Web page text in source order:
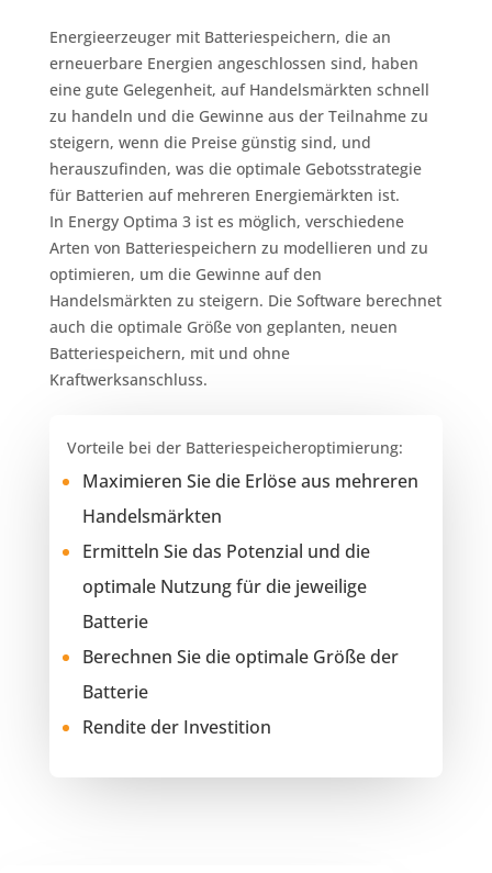
Energieerzeuger mit Batteriespeichern, die an
erneuerbare Energien angeschlossen sind, haben
eine gute Gelegenheit, auf Handelsmärkten schnell
zu handeln und die Gewinne aus der Teilnahme zu
steigern, wenn die Preise günstig sind, und
herauszufinden, was die optimale Gebotsstrategie
für Batterien auf mehreren Energiemärkten ist.
In Energy Optima 3 ist es möglich, verschiedene
Arten von Batteriespeichern zu modellieren und zu
optimieren, um die Gewinne auf den
Handelsmärkten zu steigern. Die Software berechnet
auch die optimale Größe von geplanten, neuen
Batteriespeichern, mit und ohne
Kraftwerksanschluss.
Vorteile bei der Batteriespeicheroptimierung:
Maximieren Sie die Erlöse aus mehreren
Handelsmärkten
Ermitteln Sie das Potenzial und die
optimale Nutzung für die jeweilige
Batterie
Berechnen Sie die optimale Größe der
Batterie
Rendite der Investition